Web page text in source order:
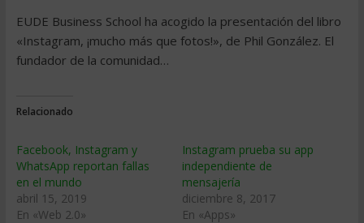
EUDE Business School ha acogido la presentación del libro
«Instagram, ¡mucho más que fotos!», de Phil González. El
fundador de la comunidad…
Relacionado
Facebook, Instagram y
WhatsApp reportan fallas
en el mundo
abril 15, 2019
En «Web 2.0»
Instagram prueba su app
independiente de
mensajería
diciembre 8, 2017
En «Apps»